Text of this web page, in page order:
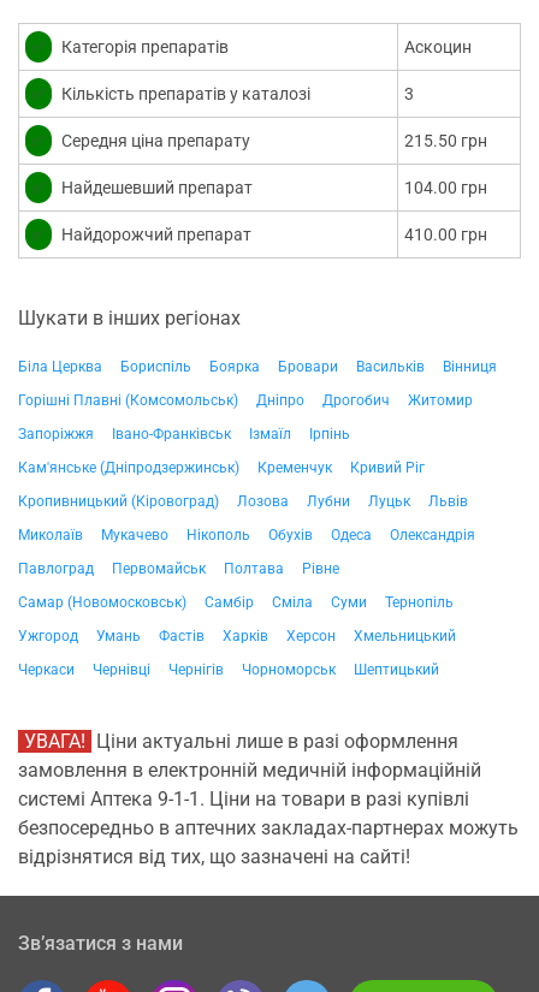
✅ Категорія препаратів Аскоцин
✅ Кількість препаратів у каталозі 3
✅ Середня ціна препарату 215.50 грн
✅ Найдешевший препарат 104.00 грн
✅ Найдорожчий препарат 410.00 грн
Шукати в інших регіонах
Біла Церква Бориспіль Боярка Бровари Васильків
Вінниця
Горішні Плавні (Комсомольськ)
Дніпро Дрогобич
Житомир
Запоріжжя
Івано-Франківськ Ізмаїл
Ірпінь
Кам'янське (Дніпродзержинськ)
Кременчук
Кривий Ріг
Кропивницький (Кіровоград)
Лозова Лубни Луцьк
Львів
Миколаїв
Мукачево Нікополь Обухів Одеса
Олександрія
Павлоград
Первомайськ Полтава
Рівне
Самар (Новомосковськ)
Самбір Сміла Суми
Тернопіль
Ужгород
Умань Фастів Харків Херсон
Хмельницький
Черкаси
Чернівці Чернігів Чорноморськ Шептицький
УВАГА! Ціни актуальні лише в разі оформлення
замовлення в електронній медичній інформаційній
системі Аптека 9-1-1. Ціни на товари в разі купівлі
безпосередньо в аптечних закладах-партнерах можуть
відрізнятися від тих, що зазначені на сайті!
Зв’язатися з нами